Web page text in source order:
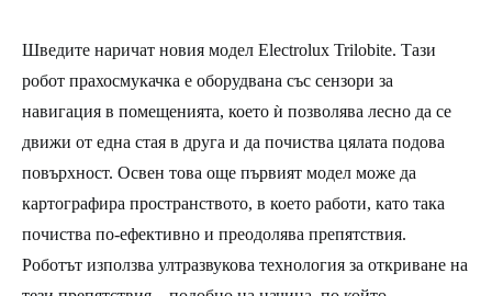
Шведите наричат новия модел Electrolux Trilobite. Тази
робот прахосмукачка е оборудвана със сензори за
навигация в помещенията, което ѝ позволява лесно да се
движи от една стая в друга и да почиства цялата подова
повърхност. Освен това още първият модел може да
картографира пространството, в което работи, като така
почиства по-ефективно и преодолява препятствия.
Роботът използва ултразвукова технология за откриване на